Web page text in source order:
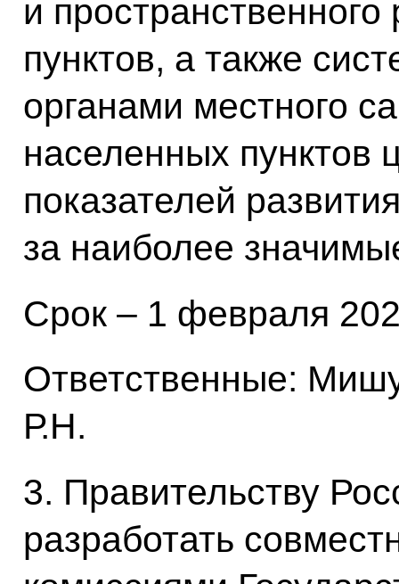
и
пунктов, а также
органами местного
населенных пунктов
показателей
за наиболее
Срок – 1 февраля
Ответственные:
Р.Н.
3. Правительству
разработать